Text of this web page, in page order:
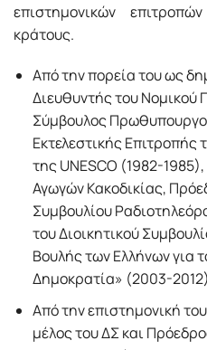
επιστημονικών
κράτους.
Από την πορεία του ως
Διευθυντής του Νομικού
Σύμβουλος
Εκτελεστικής Επιτροπής
της UNESCO (1982-
Αγωγών Κακοδικίας,
Συμβουλίου
του Διοικητικού
Βουλής των Ελλήνων για
Δημοκρατία» (2003-
Από την επιστημονική
μέλος του ΔΣ και